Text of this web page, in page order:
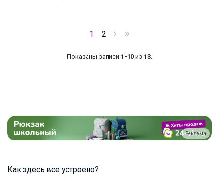
1 2
Показаны записи 1-10 из 13
Реклама
Как здесь все устроено?